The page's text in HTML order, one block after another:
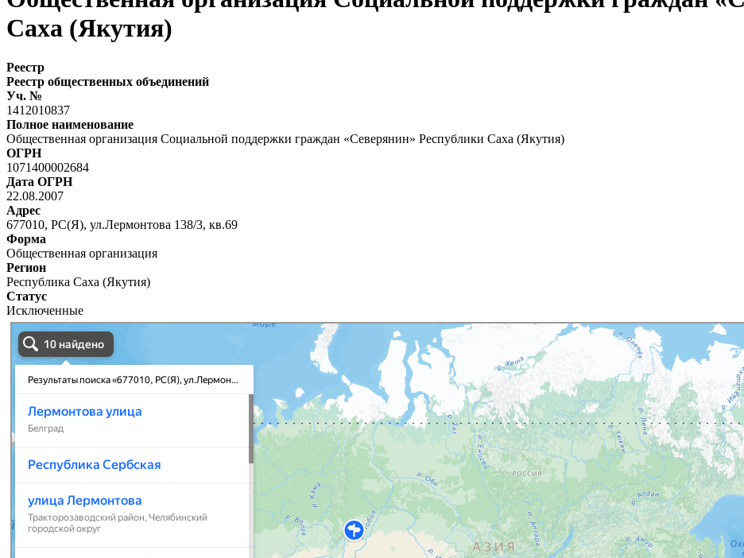
Саха (Якутия)
Реестр
Реестр общественных объединений
Уч. №
1412010837
Полное наименование
Общественная организация Социальной поддержки граждан «Северянин» Республики Саха (Якутия)
ОГРН
1071400002684
Дата ОГРН
22.08.2007
Адрес
677010, РС(Я), ул.Лермонтова 138/3, кв.69
Форма
Общественная организация
Регион
Республика Саха (Якутия)
Статус
Исключенные